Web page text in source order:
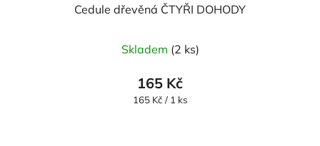
Cedule dřevěná ČTYŘI DOHODY
Skladem (2 ks)
165 Kč
Měrná
165 Kč / 1 ks